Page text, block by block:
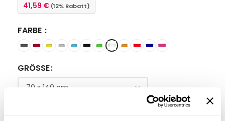
41,59 € (12% Rabatt)
FARBE
GRÖSSE